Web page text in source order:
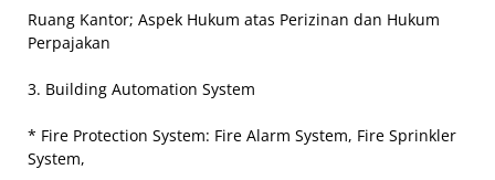
Ruang Kantor; Aspek Hukum atas Perizinan dan Hukum
Perpajakan
3. Building Automation System
* Fire Protection System: Fire Alarm System, Fire Sprinkler
System,